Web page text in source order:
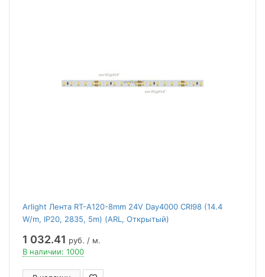
Arlight Лента RT-A120-8mm 24V Day4000 CRI98 (14.4
W/m, IP20, 2835, 5m) (ARL, Открытый)
1 032.41 руб. / м.
В наличии: 1000